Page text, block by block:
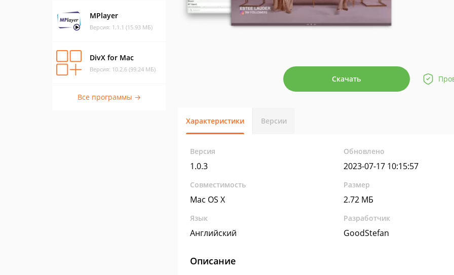
MPlayer
Версия: 1.1.1 (15.93 МБ)
DivX for Mac
Версия: 10.2.6 (99.24 МБ)
Все программы →
Скачать
Характеристики Версии
Версия
1.0.3
Обновлено
2023-07-17 10:15:57
Совместимость
Mac OS X
Размер
2.72 МБ
Язык
Английский
Разработчик
GoodStefan
Описание